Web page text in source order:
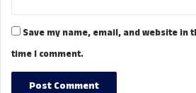
Save my name, email, and website in
time I comment.